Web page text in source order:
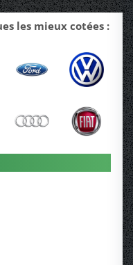
les mieux cotées :